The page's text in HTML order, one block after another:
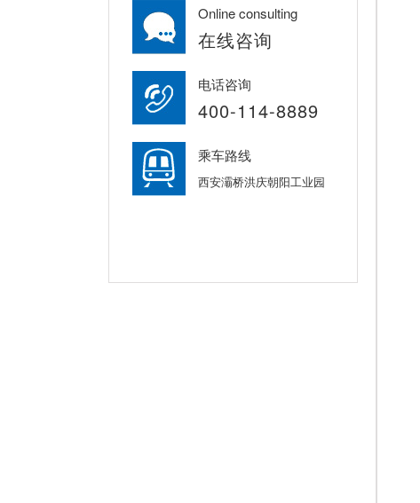
Online consulting
在线咨询
电话咨询
400-114-8889
乘车路线
西安灞桥洪庆朝阳工业园